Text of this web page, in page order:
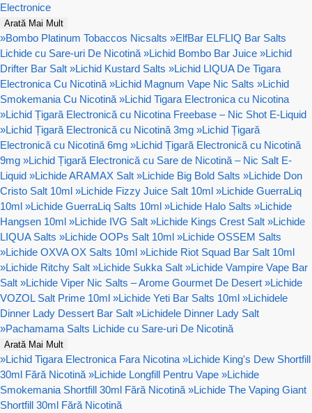
Electronice
Arată Mai Mult
»Bombo Platinum Tobaccos Nicsalts »ElfBar ELFLIQ Bar Salts
Lichide cu Sare-uri De Nicotină »Lichid Bombo Bar Juice »Lichid
Drifter Bar Salt »Lichid Kustard Salts »Lichid LIQUA De Tigara
Electronica Cu Nicotină »Lichid Magnum Vape Nic Salts »Lichid
Smokemania Cu Nicotină »Lichid Tigara Electronica cu Nicotina
»Lichid Țigară Electronică cu Nicotina Freebase – Nic Shot E-Liquid
»Lichid Țigară Electronică cu Nicotină 3mg »Lichid Țigară
Electronică cu Nicotină 6mg »Lichid Țigară Electronică cu Nicotină
9mg »Lichid Țigară Electronică cu Sare de Nicotină – Nic Salt E-
Liquid »Lichide ARAMAX Salt »Lichide Big Bold Salts »Lichide Don
Cristo Salt 10ml »Lichide Fizzy Juice Salt 10ml »Lichide GuerraLiq
10ml »Lichide GuerraLiq Salts 10ml »Lichide Halo Salts »Lichide
Hangsen 10ml »Lichide IVG Salt »Lichide Kings Crest Salt »Lichide
LIQUA Salts »Lichide OOPs Salt 10ml »Lichide OSSEM Salts
»Lichide OXVA OX Salts 10ml »Lichide Riot Squad Bar Salt 10ml
»Lichide Ritchy Salt »Lichide Sukka Salt »Lichide Vampire Vape Bar
Salt »Lichide Viper Nic Salts – Arome Gourmet De Desert »Lichide
VOZOL Salt Prime 10ml »Lichide Yeti Bar Salts 10ml »Lichidele
Dinner Lady Dessert Bar Salt »Lichidele Dinner Lady Salt
»Pachamama Salts Lichide cu Sare-uri De Nicotină
Arată Mai Mult
»Lichid Tigara Electronica Fara Nicotina »Lichide King's Dew Shortfill
30ml Fără Nicotină »Lichide Longfill Pentru Vape »Lichide
Smokemania Shortfill 30ml Fără Nicotină »Lichide The Vaping Giant
Shortfill 30ml Fără Nicotină